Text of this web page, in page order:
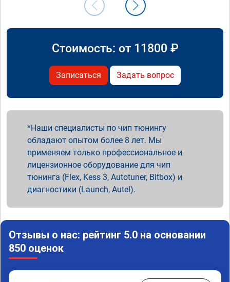
Стоимость: от 11800 ₽
Записаться Задать вопрос
Наши специалисты по чип тюнингу
обладают опытом более 8 лет. Мы
применяем только профессиональное и
лицензионное оборудование для чип
тюнинга (Flex, Kess 3, Autotuner, Bitbox) и
диагностики (Launch, Autel).
Отзывы о нас: рейтинг 5.0 на основании
850 оценок